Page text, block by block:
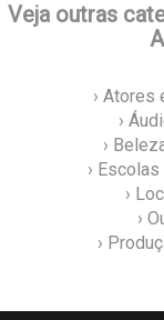
Veja outras
› Atores
›
›
›
›
›
›